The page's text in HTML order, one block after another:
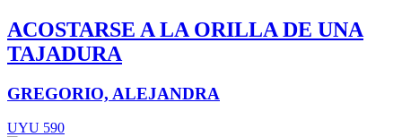
ACOSTARSE A LA ORILLA DE UNA
TAJADURA
GREGORIO, ALEJANDRA
UYU 590